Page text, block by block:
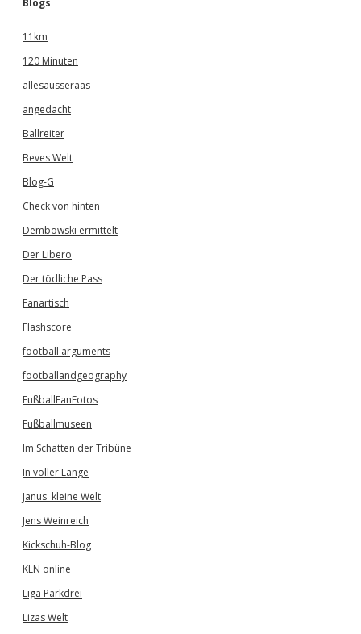
Blogs
11km
120 Minuten
allesausseraas
angedacht
Ballreiter
Beves Welt
Blog-G
Check von hinten
Dembowski ermittelt
Der Libero
Der tödliche Pass
Fanartisch
Flashscore
football arguments
footballandgeography
FußballFanFotos
Fußballmuseen
Im Schatten der Tribüne
In voller Länge
Janus' kleine Welt
Jens Weinreich
Kickschuh-Blog
KLN online
Liga Parkdrei
Lizas Welt